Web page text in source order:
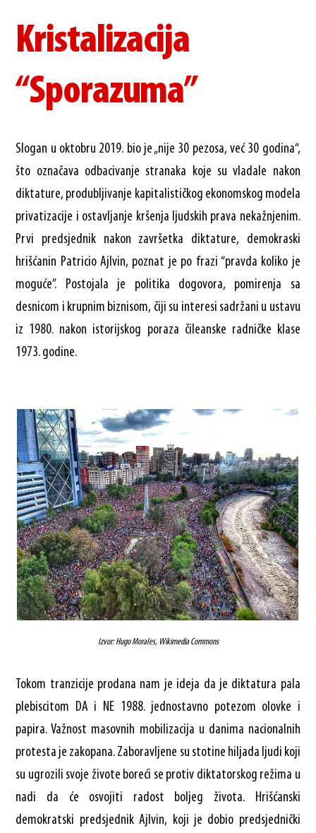
Kristalizacija
“Sporazuma”
Slogan u oktobru 2019. bio je „nije 30 pezosa, već 30 godina“,
što označava odbacivanje stranaka koje su vladale nakon
diktature, produbljivanje kapitalističkog ekonomskog modela
privatizacije i ostavljanje kršenja ljudskih prava nekažnjenim.
Prvi predsjednik nakon završetka diktature, demokraski
hrišćanin Patricio Ajlvin, poznat je po frazi “pravda koliko je
moguće”. Postojala je politika dogovora, pomirenja sa
desnicom i krupnim biznisom, čiji su interesi sadržani u ustavu
iz 1980. nakon istorijskog poraza čileanske radničke klase
1973. godine.
Izvor: Hugo Morales, Wikimedia Commons
Tokom tranzicije prodana nam je ideja da je diktatura pala
plebiscitom DA i NE 1988. jednostavno potezom olovke i
papira. Važnost masovnih mobilizacija u danima nacionalnih
protesta je zakopana. Zaboravljene su stotine hiljada ljudi koji
su ugrozili svoje živote boreći se protiv diktatorskog režima u
nadi da će osvojiti radost boljeg života. Hrišćanski
demokratski predsjednik Ajlvin, koji je dobio predsjednički